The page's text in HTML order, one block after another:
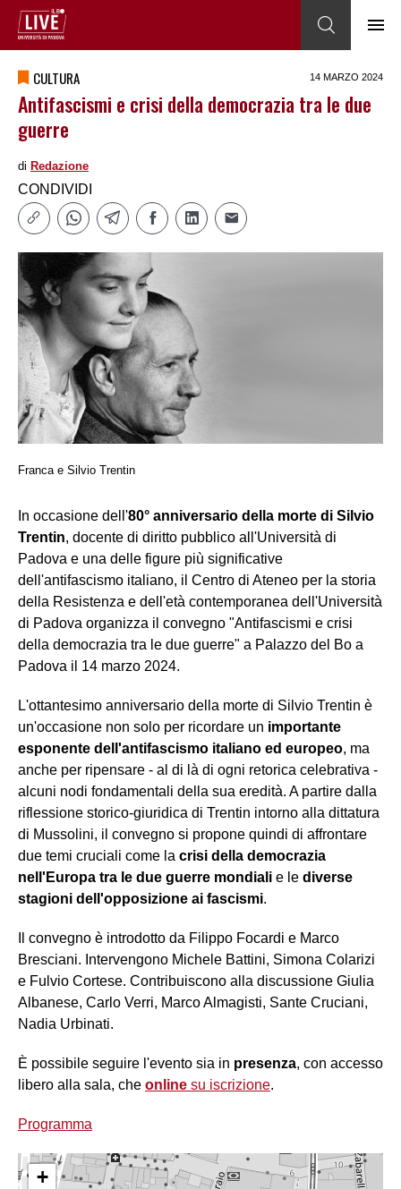
CULTURA 14 MARZO 2024
Antifascismi e crisi della democrazia tra le due
guerre
di Redazione
CONDIVIDI
Franca e Silvio Trentin
In occasione dell'80° anniversario della morte di Silvio
Trentin, docente di diritto pubblico all'Università di
Padova e una delle figure più significative
dell'antifascismo italiano, il Centro di Ateneo per la storia
della Resistenza e dell'età contemporanea dell'Università
di Padova organizza il convegno "Antifascismi e crisi
della democrazia tra le due guerre" a Palazzo del Bo a
Padova il 14 marzo 2024.
L'ottantesimo anniversario della morte di Silvio Trentin è
un'occasione non solo per ricordare un importante
esponente dell'antifascismo italiano ed europeo, ma
anche per ripensare - al di là di ogni retorica celebrativa -
alcuni nodi fondamentali della sua eredità. A partire dalla
riflessione storico-giuridica di Trentin intorno alla dittatura
di Mussolini, il convegno si propone quindi di affrontare
due temi cruciali come la crisi della democrazia
nell'Europa tra le due guerre mondiali e le diverse
stagioni dell'opposizione ai fascismi.
Il convegno è introdotto da Filippo Focardi e Marco
Bresciani. Intervengono Michele Battini, Simona Colarizi
e Fulvio Cortese. Contribuiscono alla discussione Giulia
Albanese, Carlo Verri, Marco Almagisti, Sante Cruciani,
Nadia Urbinati.
È possibile seguire l'evento sia in presenza, con accesso
libero alla sala, che online su iscrizione.
Programma
+